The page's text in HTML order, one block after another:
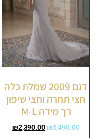
דגם 2009 שמלת כלה
חצי תחרה וחצי שיפון
רך מידה M-L
₪3,490.00
₪2,390.00